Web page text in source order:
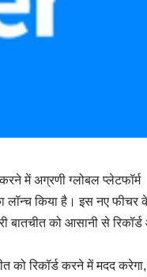
में अग्रणी ग्लोबल प्लेटफॉर्म
लॉन्च किया है। इस नए फीचर
को आसानी से
को रिकॉर्ड करने में मदद